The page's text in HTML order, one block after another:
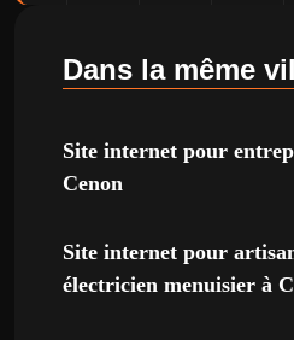
Dans la même
Site internet pour
Cenon
Site internet pour
électricien menuisier à